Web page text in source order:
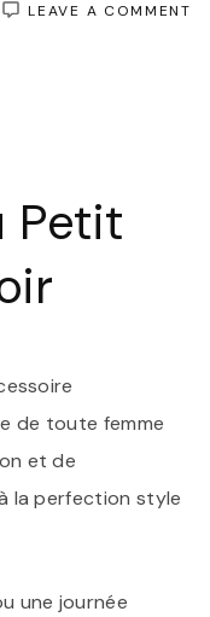
LEAVE A COMMENT
Petit
de toute femme
et de
la perfection style
une journée